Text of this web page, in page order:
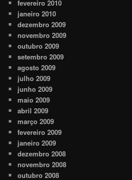
fevereiro 2010
janeiro 2010
dezembro 2009
novembro 2009
outubro 2009
setembro 2009
agosto 2009
julho 2009
junho 2009
maio 2009
abril 2009
março 2009
fevereiro 2009
janeiro 2009
dezembro 2008
novembro 2008
outubro 2008